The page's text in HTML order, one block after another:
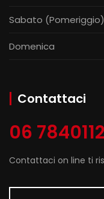
Sabato (Pomeriggio)
Domenica
Contattaci
06 7840112
Contattaci on line ti